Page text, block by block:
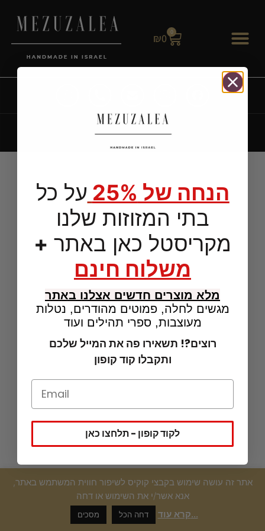
₪0 0
Mezuzalea| Created By:
אתר זה עושה שימוש בקבצי קוקיס לשיפור חווית המשתמש באתר,
אנא אשר/י את השימוש או דחה
מסכים דחה הכל קרא עוד...
הנחה של 25%
על כל
בתי המזוזות שלנו
מקריסטל כאן באתר +
משלוח חינם
מלא מוצרים חדשים אצלנו באתר
מגשים לחלה, פמוטים מהודרים, נטלות
מעוצבות, ספרי תהילים ועוד
רוצים?! תשאירו פה את המייל שלכם
ותקבלו קוד קופון
לקוד קופון - תלחצו כאן